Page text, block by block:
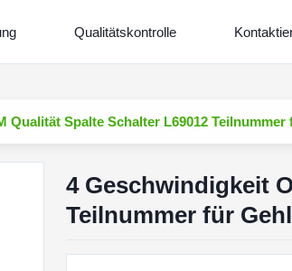
Qualitätskontrolle
Qualität Spalte Schalter L69012 Teilnummer
4 Geschwindigkeit
Teilnummer für